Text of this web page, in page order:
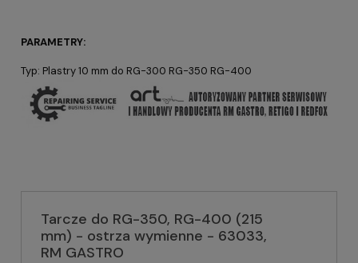
PARAMETRY:
Typ: Plastry 10 mm do RG-300 RG-350 RG-400
Tarcze do RG-350, RG-400 (215
mm) - ostrza wymienne - 63033,
RM GASTRO